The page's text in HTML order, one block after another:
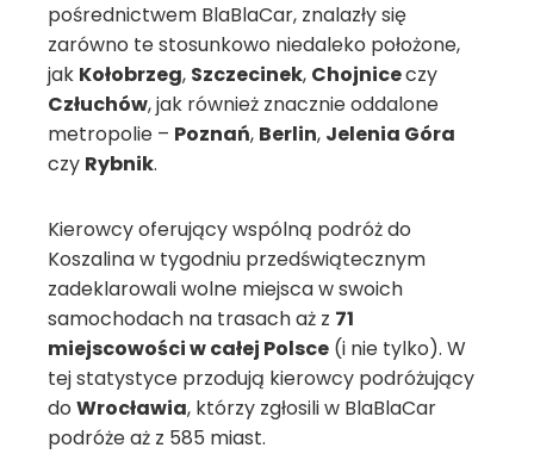
pośrednictwem BlaBlaCar, znalazły się
zarówno te stosunkowo niedaleko położone,
jak Kołobrzeg, Szczecinek, Chojniceczy
Człuchów, jak również znacznie oddalone
metropolie – Poznań, Berlin, Jelenia Góra
czy Rybnik.
Kierowcy oferujący wspólną podróż do
Koszalina w tygodniu przedświątecznym
zadeklarowali wolne miejsca w swoich
samochodach na trasach aż z 71
miejscowości w całej Polsce (i nie tylko). W
tej statystyce przodują kierowcy podróżujący
do Wrocławia, którzy zgłosili w BlaBlaCar
podróże aż z 585 miast.